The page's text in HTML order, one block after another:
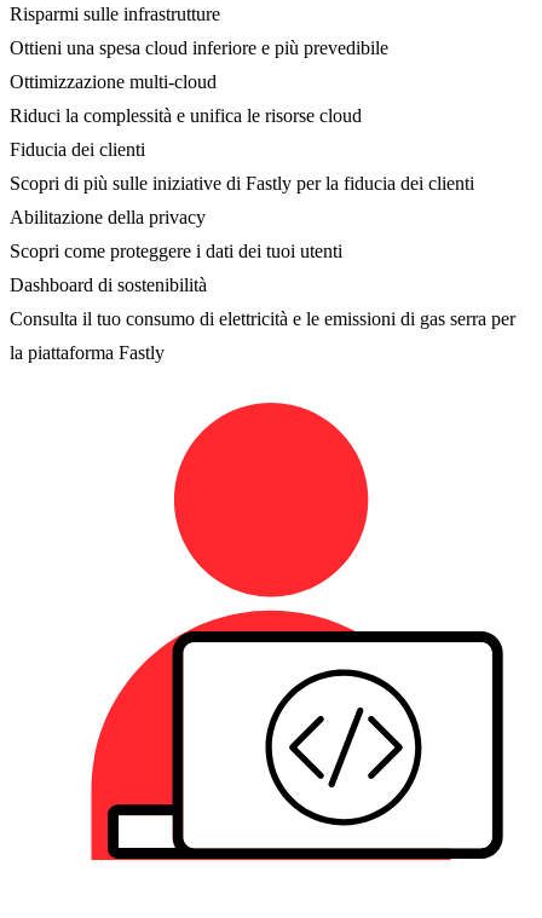
Risparmi sulle infrastrutture
Ottieni una spesa cloud inferiore e più prevedibile
Ottimizzazione multi-cloud
Riduci la complessità e unifica le risorse cloud
Fiducia dei clienti
Scopri di più sulle iniziative di Fastly per la fiducia dei clienti
Abilitazione della privacy
Scopri come proteggere i dati dei tuoi utenti
Dashboard di sostenibilità
Consulta il tuo consumo di elettricità e le emissioni di gas serra per
la piattaforma Fastly